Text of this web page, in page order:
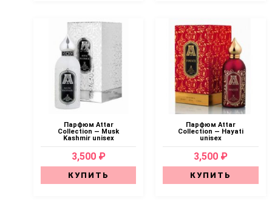
Парфюм Attar
Collection — Musk
Kashmir unisex
3,500 ₽
КУПИТЬ
Парфюм Attar
Collection — Hayati
unisex
3,500 ₽
КУПИТЬ